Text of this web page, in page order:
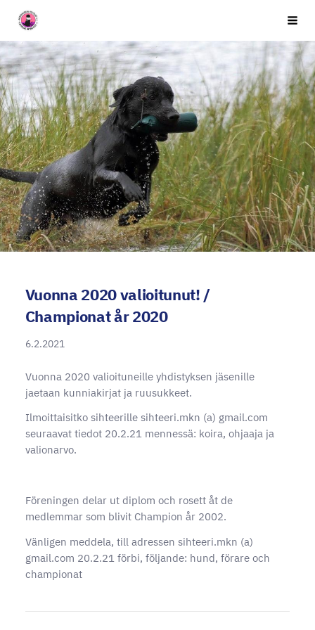
Siirry
sivun
sisältöön
Seuran nimi
Vuonna 2020 valioitunut! /
Championat år 2020
6.2.2021
Vuonna 2020 valioituneille yhdistyksen jäsenille
jaetaan kunniakirjat ja ruusukkeet.
Ilmoittaisitko sihteerille sihteeri.mkn (a) gmail.com
seuraavat tiedot 20.2.21 mennessä: koira, ohjaaja ja
valionarvo.
Föreningen delar ut diplom och rosett åt de
medlemmar som blivit Champion år 2002.
Vänligen meddela, till adressen sihteeri.mkn (a)
gmail.com 20.2.21 förbi, följande: hund, förare och
championat